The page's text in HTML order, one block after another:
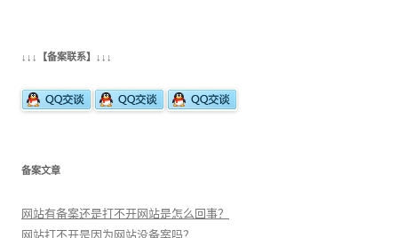
↓↓↓【备案联系】↓↓↓
备案文章
网站有备案还是打不开网站是怎么回事？
网站打不开是因为网站没备案吗？